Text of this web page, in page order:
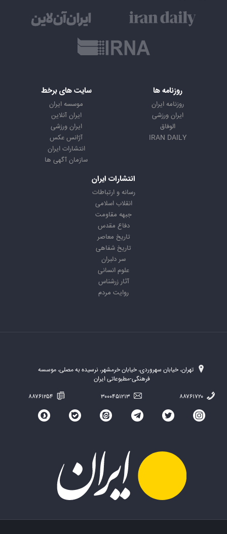
روزنامه ها
روزنامه ایران
ایران ورزشی
الوفاق
IRAN DAILY
سایت های برخط
موسسه ایران
ایران آنلاین
ایران ورزشی
آژانس عکس
انتشارات ایران
سازمان آگهی ها
انتشارات ایران
رسانه و ارتباطات
انقلاب اسلامی
جبهه مقاومت
دفاع مقدس
تاریخ معاصر
تاریخ شفاهی
سر دلبران
علوم انسانی
آثار زرشناس
روایت مردم
تهران، خیابان سهروردی، خیابان خرمشهر، نرسیده به مصلی، موسسه
فرهنگی-مطبوعاتی ایران